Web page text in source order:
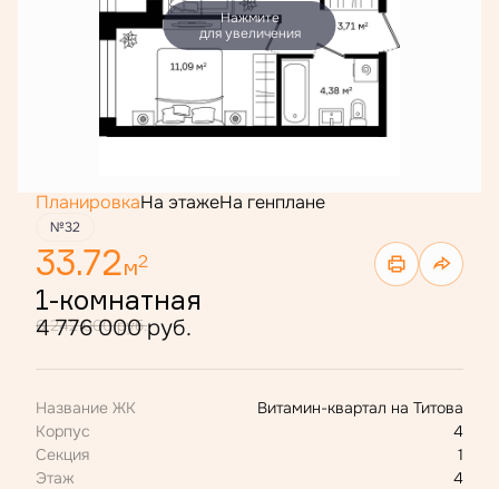
Нажмите
для увеличения
ПланировкаНа этажеНа генплане
№32
33.72м2
1-комнатная
6 242 000 руб.
4 776 000 руб.
Название ЖК
Витамин-квартал на Титова
Корпус
4
Секция
1
Этаж
4